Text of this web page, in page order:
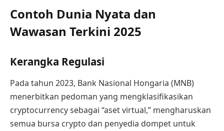
Contoh Dunia Nyata dan
Wawasan Terkini 2025
Kerangka Regulasi
Pada tahun 2023, Bank Nasional Hongaria (MNB)
menerbitkan pedoman yang mengklasifikasikan
cryptocurrency sebagai “aset virtual,” mengharuskan
semua bursa crypto dan penyedia dompet untuk